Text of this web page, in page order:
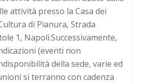
attività presso la Casa dei
di Pianura, Strada
1, Napoli.Successivamente,
(eventi non
della sede, varie ed
si terranno con cadenza